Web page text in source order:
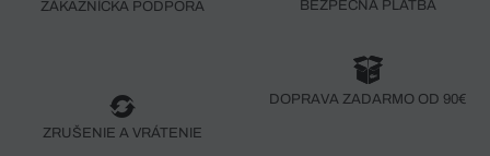
ZÁKAZNÍCKA PODPORA BEZPEČNÁ PLATBA
ZRUŠENIE A VRÁTENIE
DOPRAVA ZADARMO OD 90€